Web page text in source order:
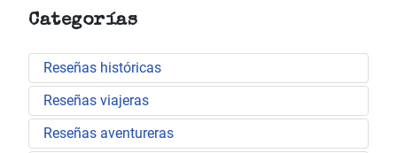
Categorías
Reseñas históricas
Reseñas viajeras
Reseñas aventureras